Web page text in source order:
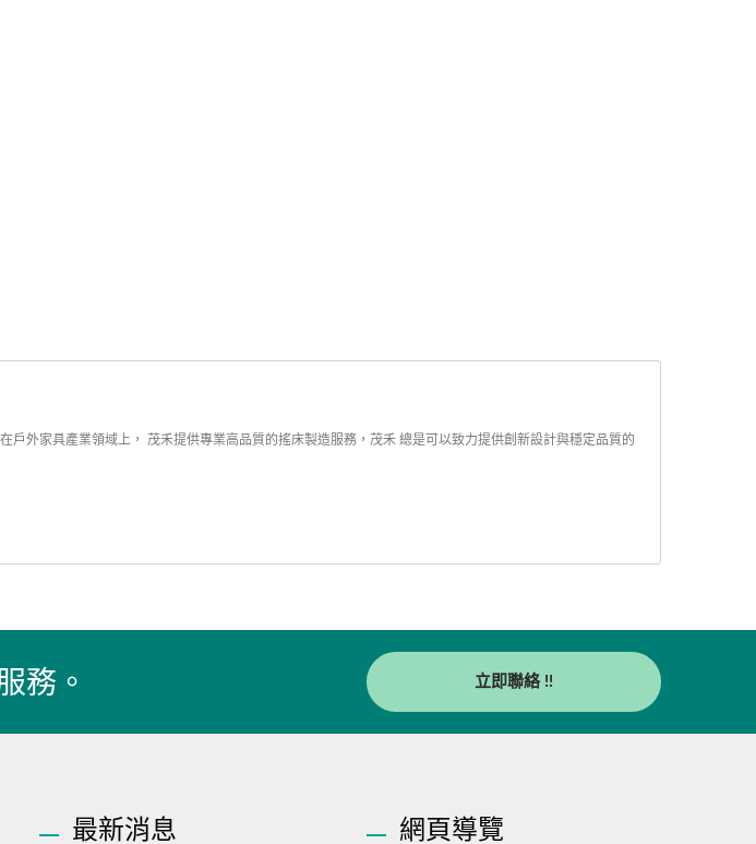
外家具產業領域上， 茂禾提供專業高品質的搖床製造服務，茂禾 總是可以致力提供創新設計與穩定品質的
務。 立即聯絡 !!
最新消息 網頁導覽